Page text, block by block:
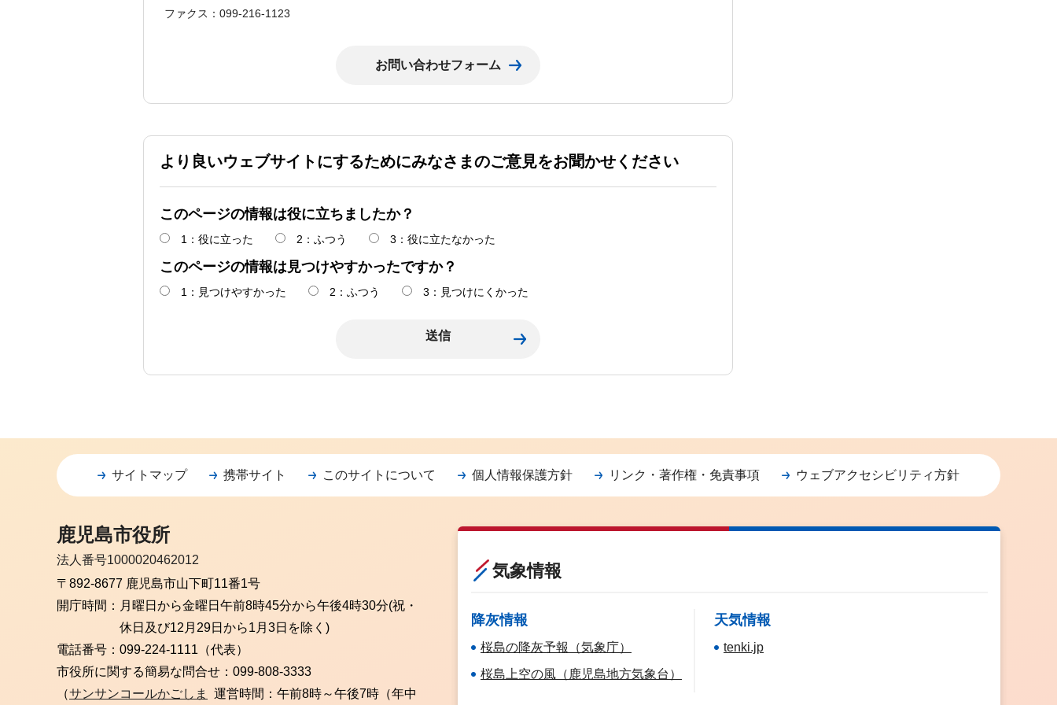
ファクス：099-216-1123
より良いウェブサイトにするためにみなさまのご意見をお聞かせください
このページの情報は役に立ちましたか？
1：役に立った 2：ふつう 3：役に立たなかった
このページの情報は見つけやすかったですか？
1：見つけやすかった 2：ふつう 3：見つけにくかった
サイトマップ 携帯サイト このサイトについて 個人情報保護方針 リンク・著作権・免責事項 ウェブアクセシビリティ方針
鹿児島市役所
法人番号1000020462012
〒892-8677 鹿児島市山下町11番1号
開庁時間： 月曜日から金曜日 午前8時45分から午後4時30分(祝・
休日及び12月29日から1月3日を除く)
電話番号： 099-224-1111（代表）
市役所に関する簡易な問合せ： 099-808-3333
（サンサンコールかごしま 運営時間：午前8時～午後7時（年中
気象情報
降灰情報
桜島の降灰予報（気象庁）
桜島上空の風（鹿児島地方気象台）
天気情報
tenki.jp